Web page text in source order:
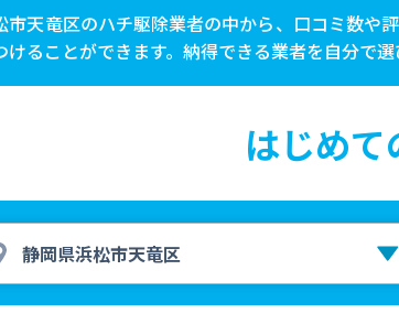
市天竜区のハチ駆除業者の中から、口コミ数や
けることができます。納得できる業者を自分で
はじめ